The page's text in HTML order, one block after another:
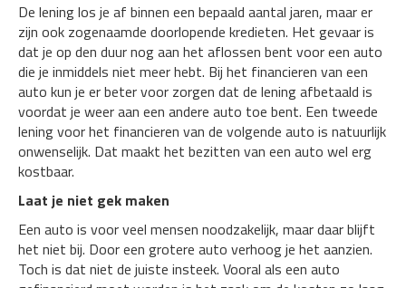
De lening los je af binnen een bepaald aantal jaren, maar er
zijn ook zogenaamde doorlopende kredieten. Het gevaar is
dat je op den duur nog aan het aflossen bent voor een auto
die je inmiddels niet meer hebt. Bij het financieren van een
auto kun je er beter voor zorgen dat de lening afbetaald is
voordat je weer aan een andere auto toe bent. Een tweede
lening voor het financieren van de volgende auto is natuurlijk
onwenselijk. Dat maakt het bezitten van een auto wel erg
kostbaar.
Laat je niet gek maken
Een auto is voor veel mensen noodzakelijk, maar daar blijft
het niet bij. Door een grotere auto verhoog je het aanzien.
Toch is dat niet de juiste insteek. Vooral als een auto